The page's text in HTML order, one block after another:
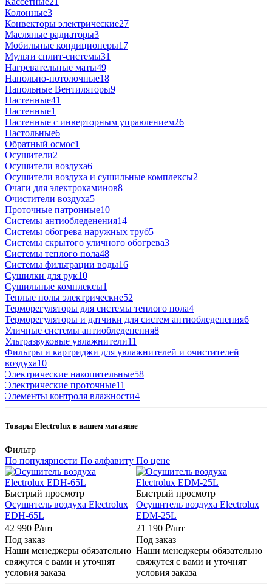
Колонные3
Конвекторы электрические27
Масляные радиаторы3
Мобильные кондиционеры17
Мульти сплит-системы31
Нагревательные маты49
Напольно-потолочные18
Напольные Вентиляторы9
Настенные41
Настенные1
Настенные с инверторным управлением26
Настольные6
Обратный осмос1
Осушители2
Осушители воздуха6
Осушители воздуха и сушильные комплексы2
Очаги для электрокаминов8
Очистители воздуха5
Проточные патронные10
Системы антиобледенения14
Системы обогрева наружных труб5
Системы скрытого уличного обогрева3
Системы теплого пола48
Системы фильтрации воды16
Сушилки для рук10
Сушильные комплексы1
Теплые полы электрические52
Терморегуляторы для системы теплого пола4
Терморегуляторы и датчики для систем антиобледенения6
Уличные системы антиобледенения8
Ультразвуковые увлажнители11
Фильтры и картриджи для увлажнителей и очистителей
воздуха10
Электрические накопительные58
Электрические проточные11
Элементы контроля влажности4
Товары Electrolux в нашем магазине
Фильтр
По популярности По алфавиту По цене
Быстрый просмотр
Осушитель воздуха Electrolux
EDH-65L
42 990 ₽/шт
Под заказ
Наши менеджеры обязательно
свяжутся с вами и уточнят
условия заказа
Быстрый просмотр
Осушитель воздуха Electrolux
EDM-25L
21 190 ₽/шт
Под заказ
Наши менеджеры обязательно
свяжутся с вами и уточнят
условия заказа